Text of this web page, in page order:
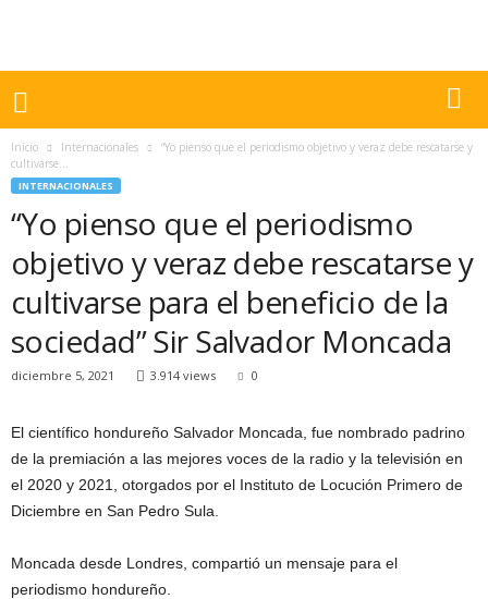
Inicio Internacionales
“Yo pienso que el periodismo objetivo y veraz debe rescatarse y
cultivarse...
INTERNACIONALES
“Yo pienso que el periodismo
objetivo y veraz debe rescatarse y
cultivarse para el beneficio de la
sociedad” Sir Salvador Moncada
diciembre 5, 2021 3.914 views 0
El científico hondureño Salvador Moncada, fue nombrado padrino
de la premiación a las mejores voces de la radio y la televisión en
el 2020 y 2021, otorgados por el Instituto de Locución Primero de
Diciembre en San Pedro Sula.
Moncada desde Londres, compartió un mensaje para el
periodismo hondureño.